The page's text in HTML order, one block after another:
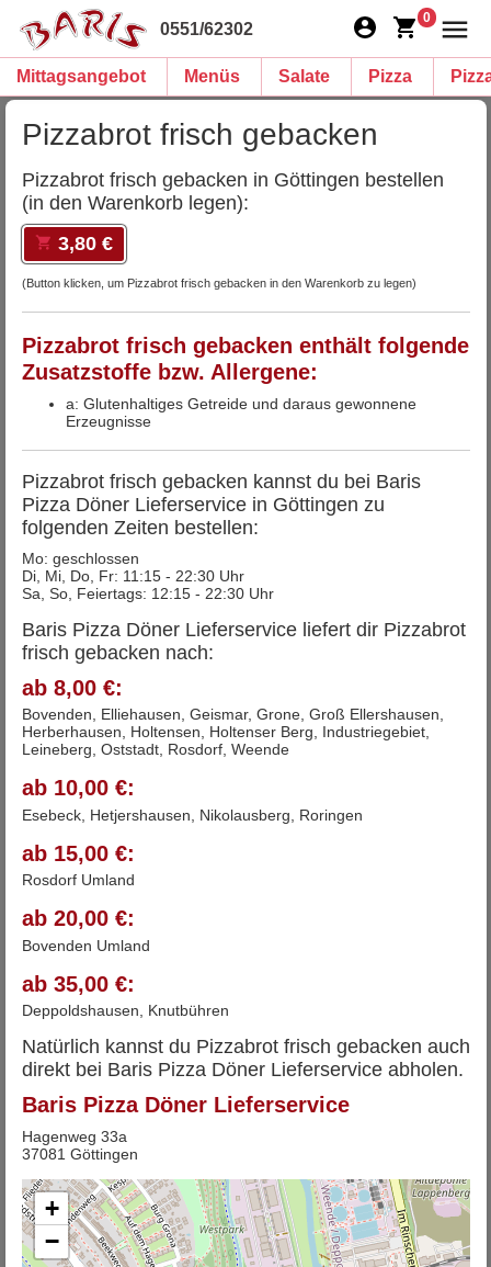
0551/62302
0
Mittagsangebot Menüs Salate Pizza
Pizzabrot frisch gebacken
Pizzabrot frisch gebacken in Göttingen bestellen
(in den Warenkorb legen):
3,80 €
(Button klicken, um Pizzabrot frisch gebacken in den Warenkorb zu legen)
Pizzabrot frisch gebacken enthält folgende
Zusatzstoffe bzw. Allergene:
a: Glutenhaltiges Getreide und daraus gewonnene
Erzeugnisse
Pizzabrot frisch gebacken kannst du bei Baris
Pizza Döner Lieferservice in Göttingen zu
folgenden Zeiten bestellen:
Mo: geschlossen
Di, Mi, Do, Fr: 11:15 - 22:30 Uhr
Sa, So, Feiertags: 12:15 - 22:30 Uhr
Baris Pizza Döner Lieferservice liefert dir Pizzabrot
frisch gebacken nach:
ab 8,00 €:
Bovenden, Elliehausen, Geismar, Grone, Groß Ellershausen,
Herberhausen, Holtensen, Holtenser Berg, Industriegebiet,
Leineberg, Oststadt, Rosdorf, Weende
ab 10,00 €:
Esebeck, Hetjershausen, Nikolausberg, Roringen
ab 15,00 €:
Rosdorf Umland
ab 20,00 €:
Bovenden Umland
ab 35,00 €:
Deppoldshausen, Knutbühren
Natürlich kannst du Pizzabrot frisch gebacken auch
direkt bei Baris Pizza Döner Lieferservice abholen.
Baris Pizza Döner Lieferservice
Hagenweg 33a
37081 Göttingen
+
−